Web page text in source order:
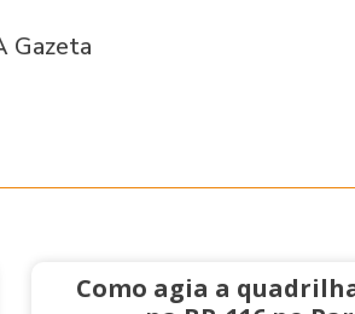
Gazeta
Como agia a